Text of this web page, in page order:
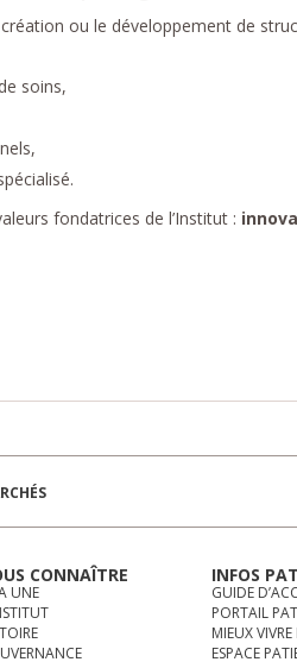
ou le développement de
soins,
fondatrices de l’Institut :
CONNAÎTRE
UNE
INFOS
GUIDE
PORTAIL
MIEUX
ESPACE